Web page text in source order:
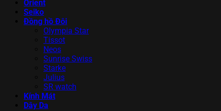
Orient
Seiko
Đồng hồ Đôi
Olympia Star
Tissot
Neos
Sunrise Swiss
Starke
Julius
SR watch
Kính Mát
Dây Da